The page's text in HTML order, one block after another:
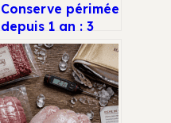
Conserve périmée
depuis 1 an : 3
tests
indispensables
pour éviter le
gaspillage sans
risque